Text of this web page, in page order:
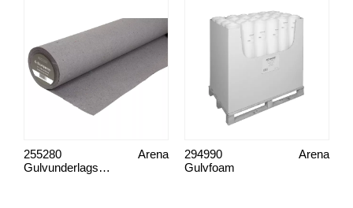
Gulvunderlagspapp 15 kvm
Arena
255280
Gulvfoam
Arena
294990